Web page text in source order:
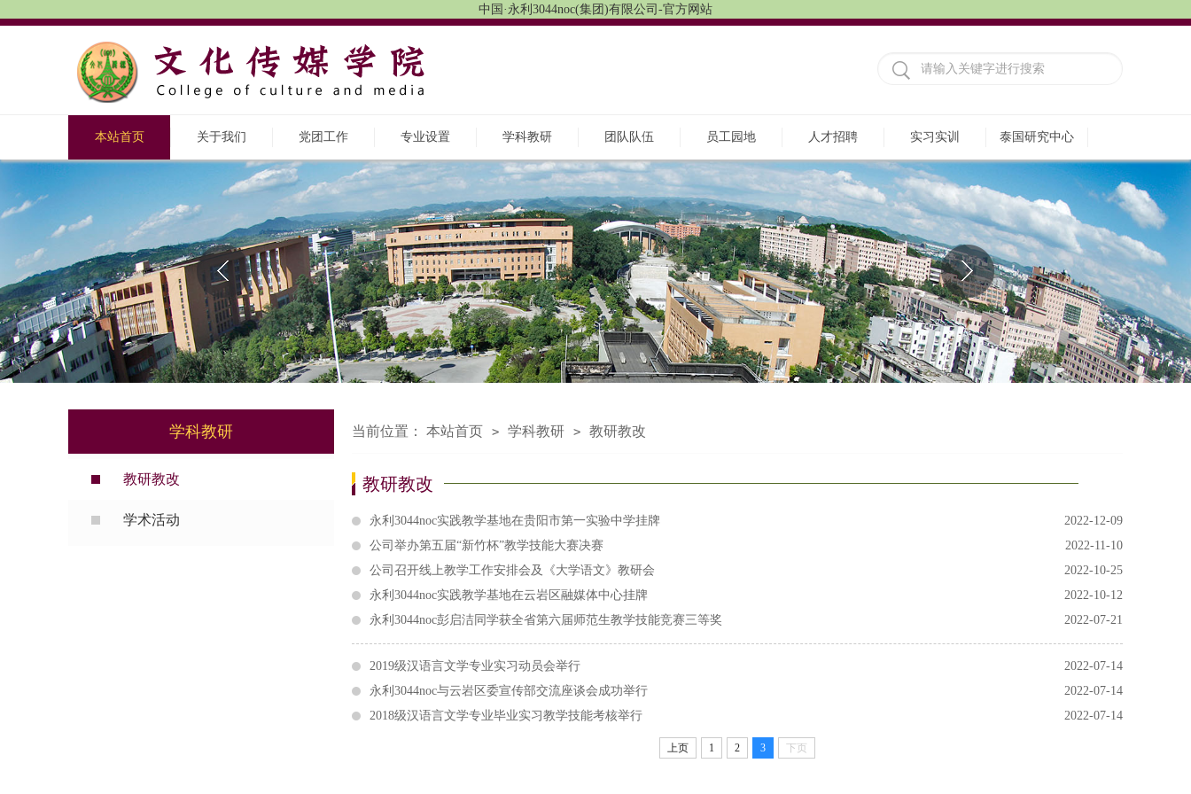
中国·永利3044noc(集团)有限公司-官方网站
本站首页 关于我们 党团工作 专业设置 学科教研 团队队伍 员工园地 人才招聘 实习实训 泰国研究中心
学科教研
教研教改
学术活动
当前位置： 本站首页 > 学科教研 > 教研教改
教研教改
2022-12-09
永利3044noc实践教学基地在贵阳市第一实验中学挂牌
2022-11-10
公司举办第五届“新竹杯”教学技能大赛决赛
2022-10-25
公司召开线上教学工作安排会及《大学语文》教研会
2022-10-12
永利3044noc实践教学基地在云岩区融媒体中心挂牌
2022-07-21
永利3044noc彭启洁同学获全省第六届师范生教学技能竞赛三等奖
2022-07-14
2019级汉语言文学专业实习动员会举行
2022-07-14
永利3044noc与云岩区委宣传部交流座谈会成功举行
2022-07-14
2018级汉语言文学专业毕业实习教学技能考核举行
上页 1 2 3 下页